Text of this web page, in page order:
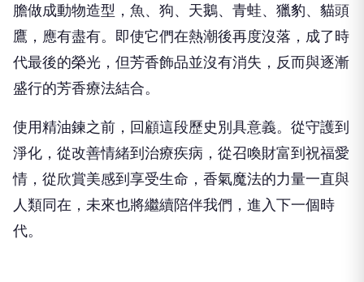
膽做成動物造型，魚、狗、天鵝、青蛙、獵豹、貓頭
鷹，應有盡有。即使它們在熱潮後再度沒落，成了時
代最後的榮光，但芳香飾品並沒有消失，反而與逐漸
盛行的芳香療法結合。
使用精油鍊之前，回顧這段歷史別具意義。從守護到
淨化，從改善情緒到治療疾病，從召喚財富到祝福愛
情，從欣賞美感到享受生命，香氣魔法的力量一直與
人類同在，未來也將繼續陪伴我們，進入下一個時
代。